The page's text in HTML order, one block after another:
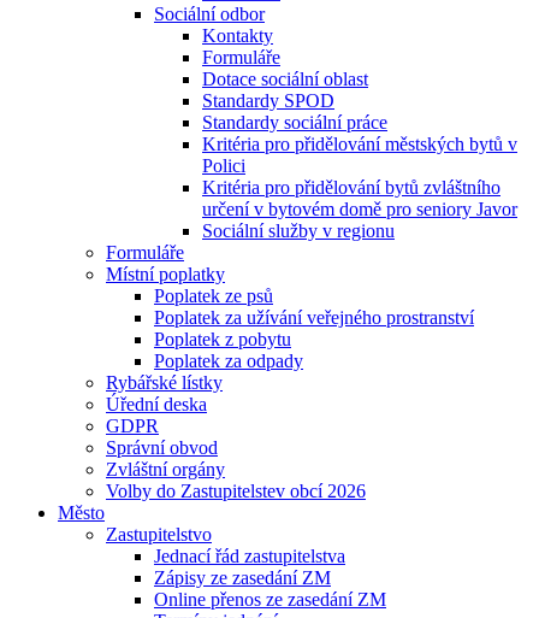
Sociální odbor
Kontakty
Formuláře
Dotace sociální oblast
Standardy SPOD
Standardy sociální práce
Kritéria pro přidělování městských bytů v
Polici
Kritéria pro přidělování bytů zvláštního
určení v bytovém domě pro seniory Javor
Sociální služby v regionu
Formuláře
Místní poplatky
Poplatek ze psů
Poplatek za užívání veřejného prostranství
Poplatek z pobytu
Poplatek za odpady
Rybářské lístky
Úřední deska
GDPR
Správní obvod
Zvláštní orgány
Volby do Zastupitelstev obcí 2026
Město
Zastupitelstvo
Jednací řád zastupitelstva
Zápisy ze zasedání ZM
Online přenos ze zasedání ZM